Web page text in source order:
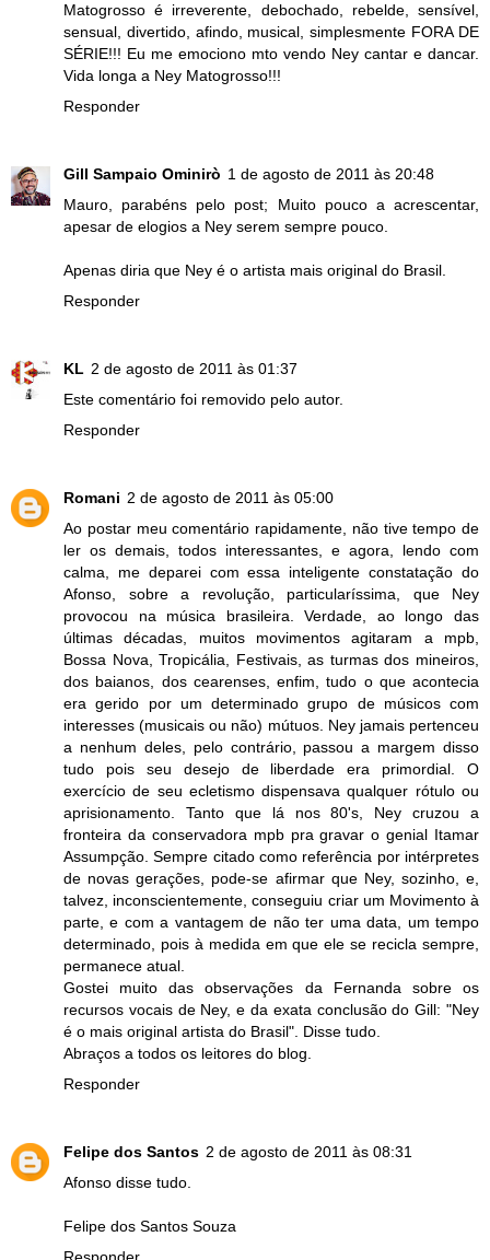
Matogrosso é irreverente, debochado, rebelde, sensível,
sensual, divertido, afindo, musical, simplesmente FORA DE
SÉRIE!!! Eu me emociono mto vendo Ney cantar e dancar.
Vida longa a Ney Matogrosso!!!
Responder
Gill Sampaio Ominirò 1 de agosto de 2011 às 20:48
Mauro, parabéns pelo post; Muito pouco a acrescentar,
apesar de elogios a Ney serem sempre pouco.
Apenas diria que Ney é o artista mais original do Brasil.
Responder
KL 2 de agosto de 2011 às 01:37
Este comentário foi removido pelo autor.
Responder
Romani 2 de agosto de 2011 às 05:00
Ao postar meu comentário rapidamente, não tive tempo de
ler os demais, todos interessantes, e agora, lendo com
calma, me deparei com essa inteligente constatação do
Afonso, sobre a revolução, particularíssima, que Ney
provocou na música brasileira. Verdade, ao longo das
últimas décadas, muitos movimentos agitaram a mpb,
Bossa Nova, Tropicália, Festivais, as turmas dos mineiros,
dos baianos, dos cearenses, enfim, tudo o que acontecia
era gerido por um determinado grupo de músicos com
interesses (musicais ou não) mútuos. Ney jamais pertenceu
a nenhum deles, pelo contrário, passou a margem disso
tudo pois seu desejo de liberdade era primordial. O
exercício de seu ecletismo dispensava qualquer rótulo ou
aprisionamento. Tanto que lá nos 80's, Ney cruzou a
fronteira da conservadora mpb pra gravar o genial Itamar
Assumpção. Sempre citado como referência por intérpretes
de novas gerações, pode-se afirmar que Ney, sozinho, e,
talvez, inconscientemente, conseguiu criar um Movimento à
parte, e com a vantagem de não ter uma data, um tempo
determinado, pois à medida em que ele se recicla sempre,
permanece atual.
Gostei muito das observações da Fernanda sobre os
recursos vocais de Ney, e da exata conclusão do Gill: "Ney
é o mais original artista do Brasil". Disse tudo.
Abraços a todos os leitores do blog.
Responder
Felipe dos Santos 2 de agosto de 2011 às 08:31
Afonso disse tudo.
Felipe dos Santos Souza
Responder